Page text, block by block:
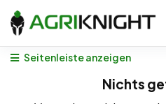
Seitenleiste anzeigen
Nichts